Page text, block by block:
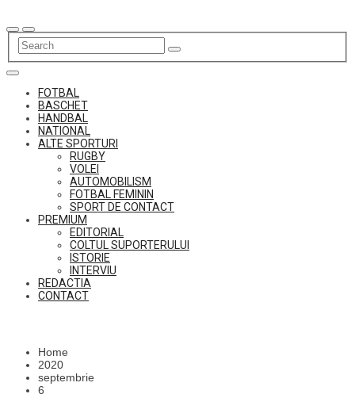
to
content
FOTBAL
BASCHET
HANDBAL
NATIONAL
ALTE SPORTURI
RUGBY
VOLEI
AUTOMOBILISM
FOTBAL FEMININ
SPORT DE CONTACT
PREMIUM
EDITORIAL
COLTUL SUPORTERULUI
ISTORIE
INTERVIU
REDACTIA
CONTACT
Home
2020
septembrie
6